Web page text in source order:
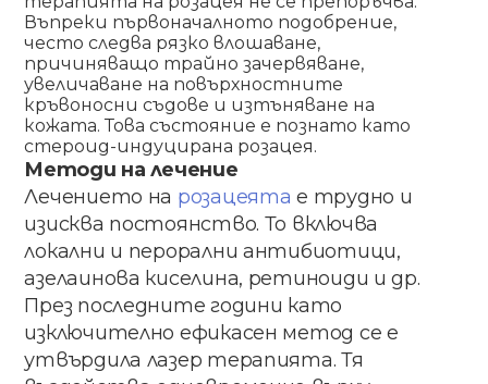
Въпреки първоначалното подобрение,
често следва рязко влошаване,
причиняващо трайно зачервяване,
увеличаване на повърхностните
кръвоносни съдове и изтъняване на
кожата. Това състояние е познато като
стероид-индуцирана розацея.
Методи на лечение
Лечението на розацеята е трудно и
изисква постоянство. То включва
локални и перорални антибиотици,
азелаинова киселина, ретиноиди и др.
През последните години като
изключително ефикасен метод се е
утвърдила лазер терапията. Тя